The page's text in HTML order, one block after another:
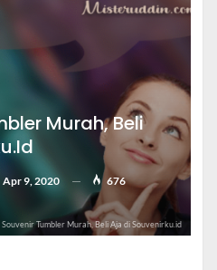
Murah, Beli
Apr 9, 2020
676
Souvenir Tumbler Murah, Beli Aja di Souvenirku.id